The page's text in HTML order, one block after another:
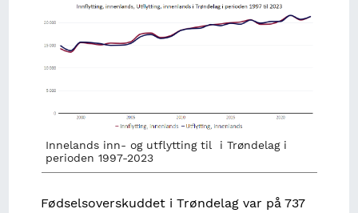
Image
Innelands inn- og utflytting til i Trøndelag i
perioden 1997-2023
Fødselsoverskuddet i Trøndelag var på 737